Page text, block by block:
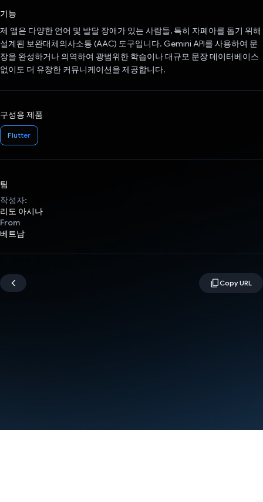
기능
제 앱은 다양한 언어 및 발달 장애가 있는 사람들, 특히 자폐아를 돕기 위해
설계된 보완대체의사소통 (AAC) 도구입니다. Gemini API를 사용하여 문
장을 완성하거나 의역하여 광범위한 학습이나 대규모 문장 데이터베이스
없이도 더 유창한 커뮤니케이션을 제공합니다.
구성용 제품
Flutter
팀
작성자:
리도 아시나
From
베트남